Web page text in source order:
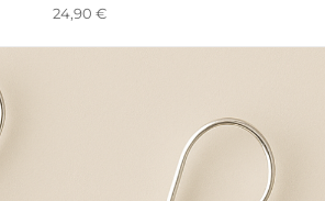
24,90 €